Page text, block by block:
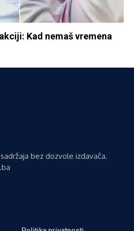
Kad nemaš vremena
bez dozvole izdavača.